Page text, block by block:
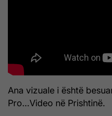
Ana vizuale i është
Pro...Video në Prishtinë.